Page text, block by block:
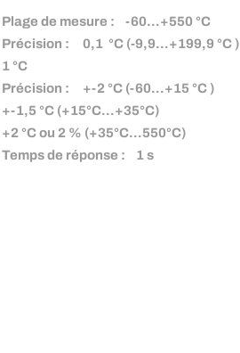
Plage de mesure : -60…+550 °C
Précision : 0,1 °C (-9,9…+199,9 °C )
1 °C
Précision : +-2 °C (-60…+15 °C )
+-1,5 °C (+15°C…+35°C)
+2 °C ou 2 % (+35°C…550°C)
Temps de réponse : 1 s